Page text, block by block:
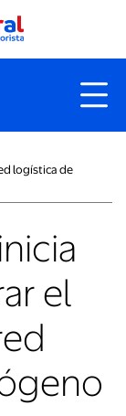
logística de
el